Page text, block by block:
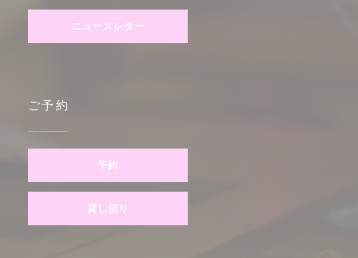
ニュースレター
ご予約
予約
貸し切り